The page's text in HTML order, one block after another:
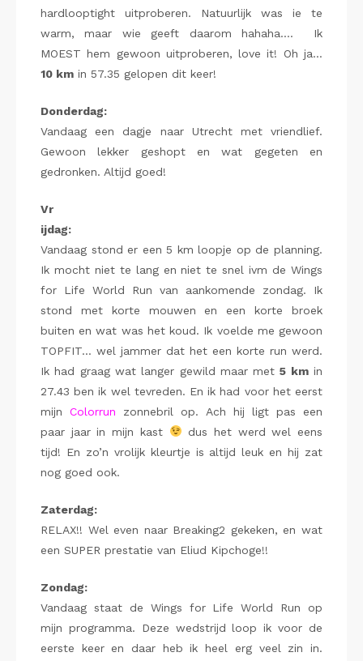
hardlooptight uitproberen. Natuurlijk was ie te
warm, maar wie geeft daarom hahaha…. Ik
MOEST hem gewoon uitproberen, love it! Oh ja…
10 km in 57.35 gelopen dit keer!
Donderdag:
Vandaag een dagje naar Utrecht met vriendlief.
Gewoon lekker geshopt en wat gegeten en
gedronken. Altijd goed!
Vr
ijdag:
Vandaag stond er een 5 km loopje op de planning.
Ik mocht niet te lang en niet te snel ivm de Wings
for Life World Run van aankomende zondag. Ik
stond met korte mouwen en een korte broek
buiten en wat was het koud. Ik voelde me gewoon
TOPFIT… wel jammer dat het een korte run werd.
Ik had graag wat langer gewild maar met5 kmin
27.43 ben ik wel tevreden. En ik had voor het eerst
mijnColorrun zonnebril op. Ach hij ligt pas een
paar jaar in mijn kast
dus het werd wel eens
tijd! En zo’n vrolijk kleurtje is altijd leuk en hij zat
nog goed ook.
Zaterdag:
RELAX!! Wel even naar Breaking2 gekeken, en wat
een SUPER prestatie van Eliud Kipchoge!!
Zondag:
Vandaag staat de Wings for Life World Run op
mijn programma. Deze wedstrijd loop ik voor de
eerste keer en daar heb ik heel erg veel zin in.